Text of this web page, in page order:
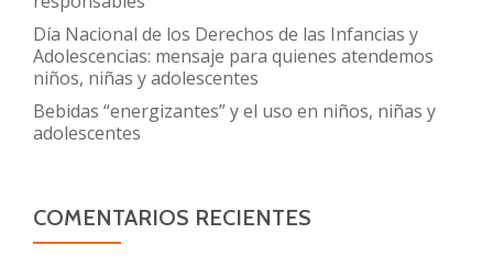
Día Nacional de los Derechos de las Infancias y
Adolescencias: mensaje para quienes atendemos
niños, niñas y adolescentes
Bebidas “energizantes” y el uso en niños, niñas y
adolescentes
COMENTARIOS RECIENTES